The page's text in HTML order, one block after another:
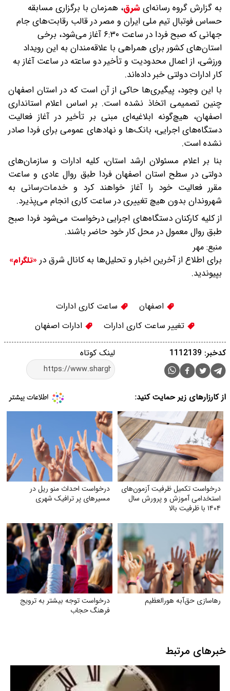
به گزارش گروه رسانه‌ایشرق، همزمان با برگزاری مسابقه
حساس فوتبال تیم ملی ایران و مصر در قالب رقابت‌های جام
جهانی که صبح فردا در ساعت ۶:۳۰ آغاز می‌شود، برخی
استان‌های کشور برای همراهی با علاقه‌مندان به این رویداد
ورزشی، از اعمال محدودیت و تأخیر دو ساعته در ساعت آغاز به
کار ادارات دولتی خبر داده‌اند.
با این وجود، پیگیری‌ها حاکی از آن است که در استان اصفهان
چنین تصمیمی اتخاذ نشده است. بر اساس اعلام استانداری
اصفهان، هیچ‌گونه ابلاغیه‌ای مبنی بر تأخیر در آغاز فعالیت
دستگاه‌های اجرایی، بانک‌ها و نهادهای عمومی برای فردا صادر
نشده است.
بنا بر اعلام مسئولان ارشد استان، کلیه ادارات و سازمان‌های
دولتی در سطح استان اصفهان فردا طبق روال عادی و ساعت
مقرر فعالیت خود را آغاز خواهند کرد و خدمات‌رسانی به
شهروندان بدون هیچ تغییری در ساعت کاری انجام می‌پذیرد.
از کلیه کارکنان دستگاه‌های اجرایی درخواست می‌شود فردا صبح
طبق روال معمول در محل کار خود حاضر باشند.
منبع: مهر
برای اطلاع از آخرین اخبار و تحلیل‌ها به کانال شرق در «تلگرام»
بپیوندید.
اصفهان
ساعت کاری ادارات
تغییر ساعت کاری ادارات
ادارات اصفهان
لینک کوتاه کدخبر: 1112139
از کارزارهای زیر حمایت کنید:
درخواست تکمیل ظرفیت آزمون‌های
استخدامی آموزش و پرورش سال
۱۴۰۴ با ظرفیت بالا
درخواست احداث منو ریل در
مسیرهای پر ترافیک شهری
رهاسازی حق‌آبه هورالعظیم
درخواست توجه بیشتر به ترویج
فرهنگ حجاب
خبرهای مرتبط